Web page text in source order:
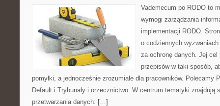
Vademecum po RODO to
wymogi zarządzania
implementacji RODO.
o codziennych
za ochronę danych. Jej cel
przepisów w taki sposób,
pomyłki, a jednocześnie zrozumiałe dla pracowników. Polecamy
Default i Trybunały i orzecznictwo. W centrum tematyki znajdują
przetwarzania danych: […]